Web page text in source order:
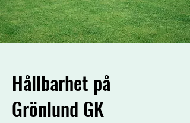
Hållbarhet på
Grönlund GK